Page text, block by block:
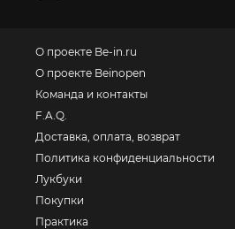
О проекте Be-in.ru
О проекте Beinopen
Команда и контакты
F.A.Q.
Доставка, оплата, возврат
Политика конфиденциальности
Лукбуки
Покупки
Практика